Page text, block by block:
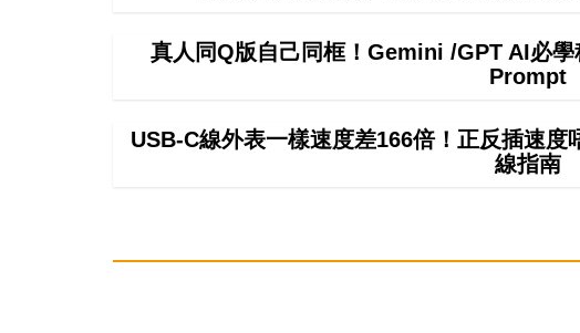
真人同Q版自己同框！Gemini /GPT AI必
Prompt
USB-C線外表一樣速度差166倍！正反插速
線指南